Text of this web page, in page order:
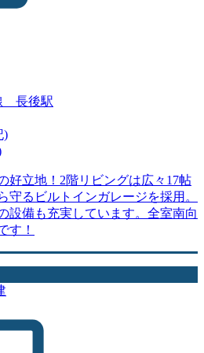
長後駅
)
好立地！2階リビングは広々17帖
守るビルトインガレージを採用。
設備も充実しています。全室南向
す！